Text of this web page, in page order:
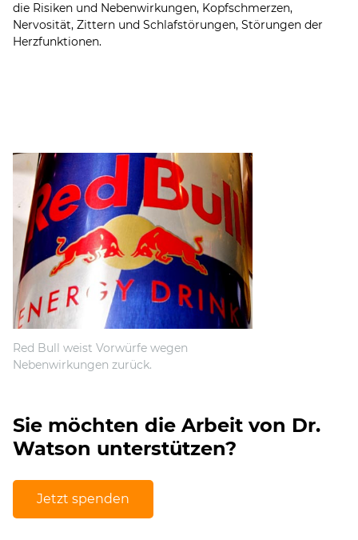
die Risiken und Nebenwirkungen, Kopfschmerzen,
Nervosität, Zittern und Schlafstörungen, Störungen der
Herzfunktionen.
Red Bull weist Vorwürfe wegen
Nebenwirkungen zurück.
Sie möchten die Arbeit von Dr.
Watson unterstützen?
Jetzt spenden